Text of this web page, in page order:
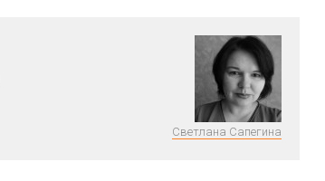
Светлана Сапегина